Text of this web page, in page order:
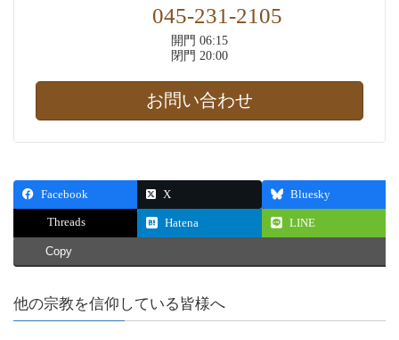
045-231-2105
開門 06:15
閉門 20:00
お問い合わせ
Facebook X Bluesky
Threads Hatena LINE
Copy
他の宗教を信仰している皆様へ